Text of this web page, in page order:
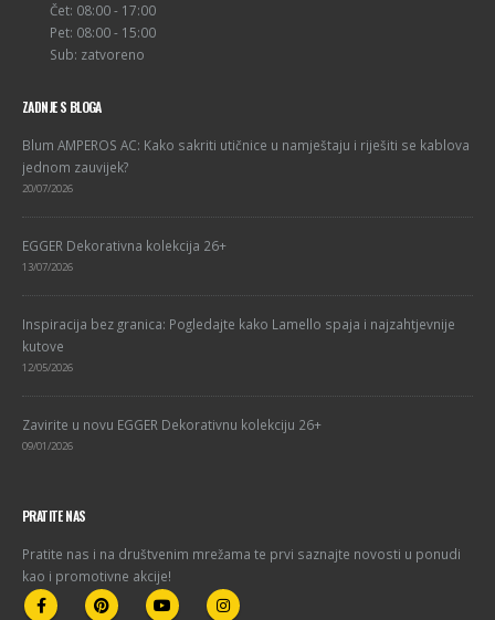
Čet: 08:00 - 17:00
Pet: 08:00 - 15:00
Sub: zatvoreno
ZADNJE S BLOGA
Blum AMPEROS AC: Kako sakriti utičnice u namještaju i riješiti se kablova
jednom zauvijek?
20/07/2026
EGGER Dekorativna kolekcija 26+
13/07/2026
Inspiracija bez granica: Pogledajte kako Lamello spaja i najzahtjevnije
kutove
12/05/2026
Zavirite u novu EGGER Dekorativnu kolekciju 26+
09/01/2026
PRATITE NAS
Pratite nas i na društvenim mrežama te prvi saznajte novosti u ponudi
kao i promotivne akcije!